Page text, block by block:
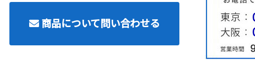
商品について問い合わせる